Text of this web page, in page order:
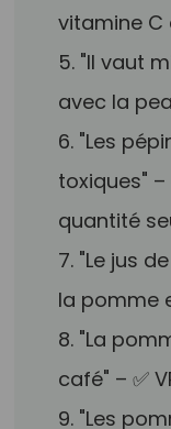
vitamine C
5. "Il vaut
avec la
6. "Les
toxiques" –
quantité
7. "Le jus
la pomme
8. "La
café" – ✅
9. "Les